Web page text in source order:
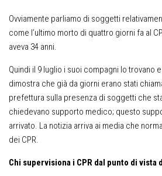
Ovviamente parliamo di soggetti
come l’ultimo morto di quattro giorni fa al
aveva 34 anni.
Quindi il 9 luglio i suoi compagni lo trovano
dimostra che già da giorni erano stati
prefettura sulla presenza di soggetti che
chiedevano supporto medico; questo
arrivato. La notizia arriva ai media che
dei CPR.
Chi supervisiona i CPR dal punto di